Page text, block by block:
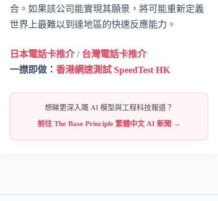
合。如果該公司能實現其願景，將可能重新定義
世界上最難以到達地區的快速反應能力。
日本電話卡推介/ 台灣電話卡推介
一㩒即做： 香港網速測試 SpeedTest HK
想睇更深入嘅 AI 模型與工程科技報道？
前往 The Base Principle 繁體中文 AI 新聞 →